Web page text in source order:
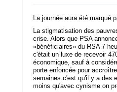
La journée aura été marqué
La stigmatisation des
crise. Alors que PSA
«bénéficiaires» du RSA 7
c'était un luxe de recevoir
économique, sauf à
porte enfoncée pour
semaines c'est qu'il y a des
moins qu'avec cynisme on